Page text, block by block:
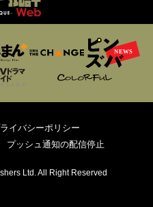
イバシーポリシー
プッシュ通知の配信停止
Ltd. All Right Reserved